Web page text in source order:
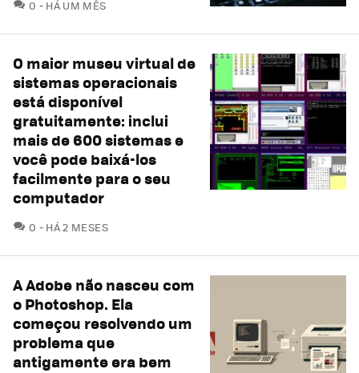
0 HÁ UM MÊS
O maior museu virtual de
sistemas operacionais
está disponível
gratuitamente: inclui
mais de 600 sistemas e
você pode baixá-los
facilmente para o seu
computador
0 COMENTÁRIOS
HÁ 2 MESES
A Adobe não nasceu com
o Photoshop. Ela
começou resolvendo um
problema que
antigamente era bem